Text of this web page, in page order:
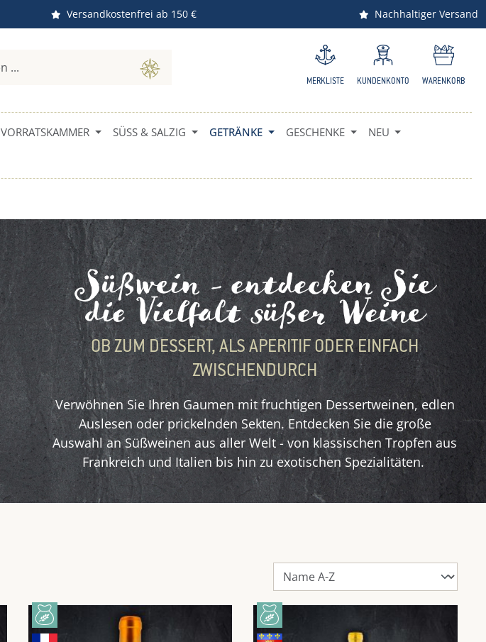
Versandkostenfrei ab 150 € Nachhaltiger Versand
MERKLISTE KUNDENKONTO WARENKORB
VORRATSKAMMER SÜSS & SALZIG GETRÄNKE GESCHENKE
NEU
Süßwein - entdecken Sie
die Vielfalt süßer Weine
OB ZUM DESSERT, ALS APERITIF ODER EINFACH
ZWISCHENDURCH
Verwöhnen Sie Ihren Gaumen mit fruchtigen Dessertweinen, edlen
Auslesen oder prickelnden Sekten. Entdecken Sie die große
Auswahl an Süßweinen aus aller Welt - von klassischen Tropfen aus
Frankreich und Italien bis hin zu exotischen Spezialitäten.